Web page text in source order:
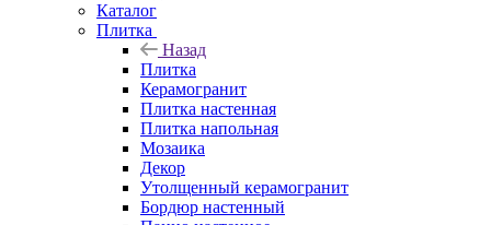
Каталог
Плитка
Назад
Плитка
Керамогранит
Плитка настенная
Плитка напольная
Мозаика
Декор
Утолщенный керамогранит
Бордюр настенный